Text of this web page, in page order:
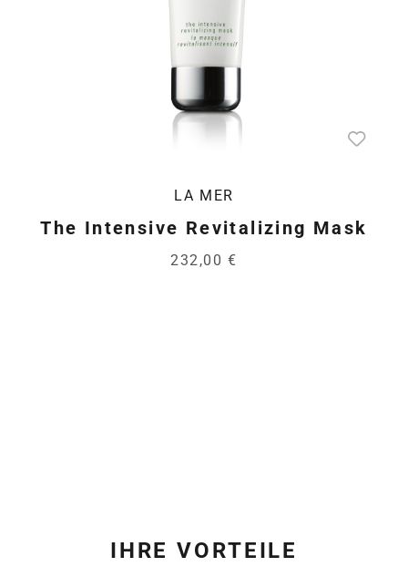
LA MER
The Intensive Revitalizing Mask
232,00 €
IHRE VORTEILE